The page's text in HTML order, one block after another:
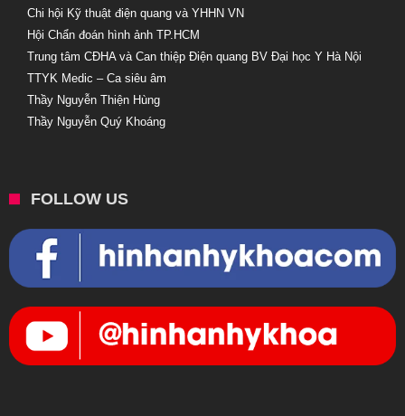
Chi hội Kỹ thuật điện quang và YHHN VN
Hội Chẩn đoán hình ảnh TP.HCM
Trung tâm CĐHA và Can thiệp Điện quang BV Đại học Y Hà Nội
TTYK Medic – Ca siêu âm
Thầy Nguyễn Thiện Hùng
Thầy Nguyễn Quý Khoáng
FOLLOW US